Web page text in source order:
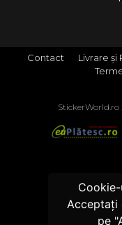
Contact Livrare și
StickerWorld.ro
Acceptați
pe